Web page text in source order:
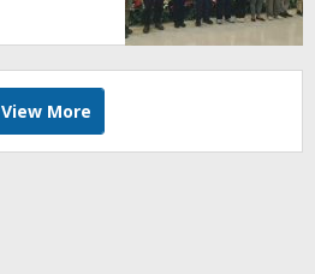
View More